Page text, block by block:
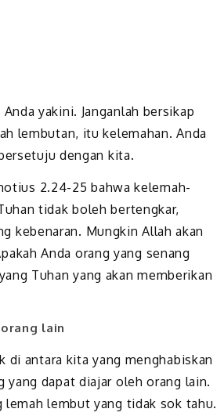
yakini. Janganlah bersikap
lembutan, itu kelemahan. Anda
dengan kita.
2.24-25 bahwa kelemah-
tidak boleh bertengkar,
kebenaran. Mungkin Allah akan
Anda orang yang senang
Tuhan yang akan memberikan
lain
di antara kita yang menghabiskan
dapat diajar oleh orang lain.
lemah lembut yang tidak sok tahu.